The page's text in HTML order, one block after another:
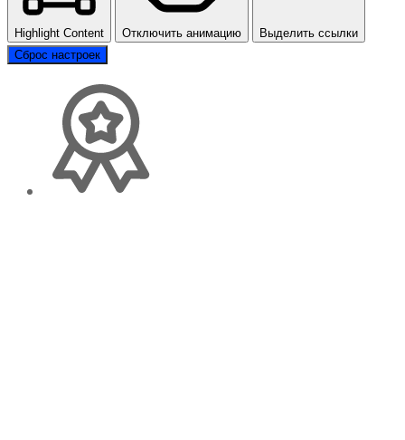
Highlight Content Отключить анимацию
Выделить ссылки
Сброс настроек